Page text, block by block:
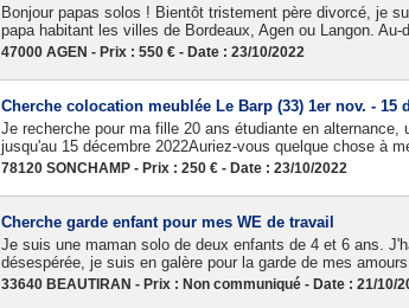
Bonjour papas solos ! Bientôt tristement père divorcé, je
papa habitant les villes de Bordeaux, Agen ou Langon. Au-
47000 AGEN - Prix : 550 € - Date : 23/10/2022
Cherche colocation meublée Le Barp (33) 1er nov. - 15
Je recherche pour ma fille 20 ans étudiante en alternance,
jusqu'au 15 décembre 2022Auriez-vous quelque chose à
78120 SONCHAMP - Prix : 250 € - Date : 23/10/2022
Cherche garde enfant pour mes WE de travail
Je suis une maman solo de deux enfants de 4 et 6 ans.
désespérée, je suis en galère pour la garde de mes
33640 BEAUTIRAN - Prix : Non communiqué - Date : 21/10/